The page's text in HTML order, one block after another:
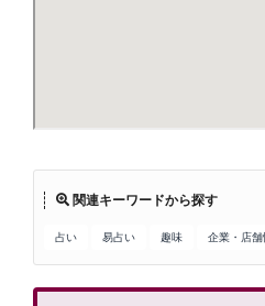
関連キーワードから探す
占い 易占い 趣味 企業・店舗